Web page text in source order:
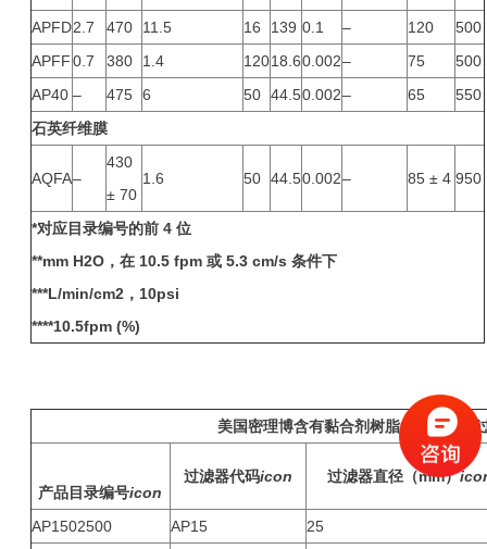
APFD2.7 470 11.5 16 139 0.1 – 120
500
APFF0.7 380 1.4 12018.60.002– 75
500
AP40 – 475 6 50 44.50.002– 65
550
石英纤维膜
AQFA–
430
± 70
1.6 50 44.50.002– 85 ± 4 950
*对应目录编号的前 4 位
**mm H2O，在 10.5 fpm 或 5.3 cm/s 条件下
***L/min/cm2，10psi
****10.5fpm (%)
美国密理博含有黏合剂树脂的玻璃纤维
产品目录编号icon
过滤器代码icon 过滤器直径（mm）
AP1502500 AP15
25